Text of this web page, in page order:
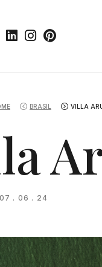
BRASIL VILLA
. 06 . 24